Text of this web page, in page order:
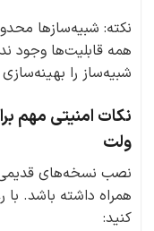
نکته: شبیه‌سازها
همه قابلیت‌ها وجود
شبیه‌ساز را
نکات امنیتی مهم
ولت
نصب نسخه‌های
همراه داشته باشد.
کنید: